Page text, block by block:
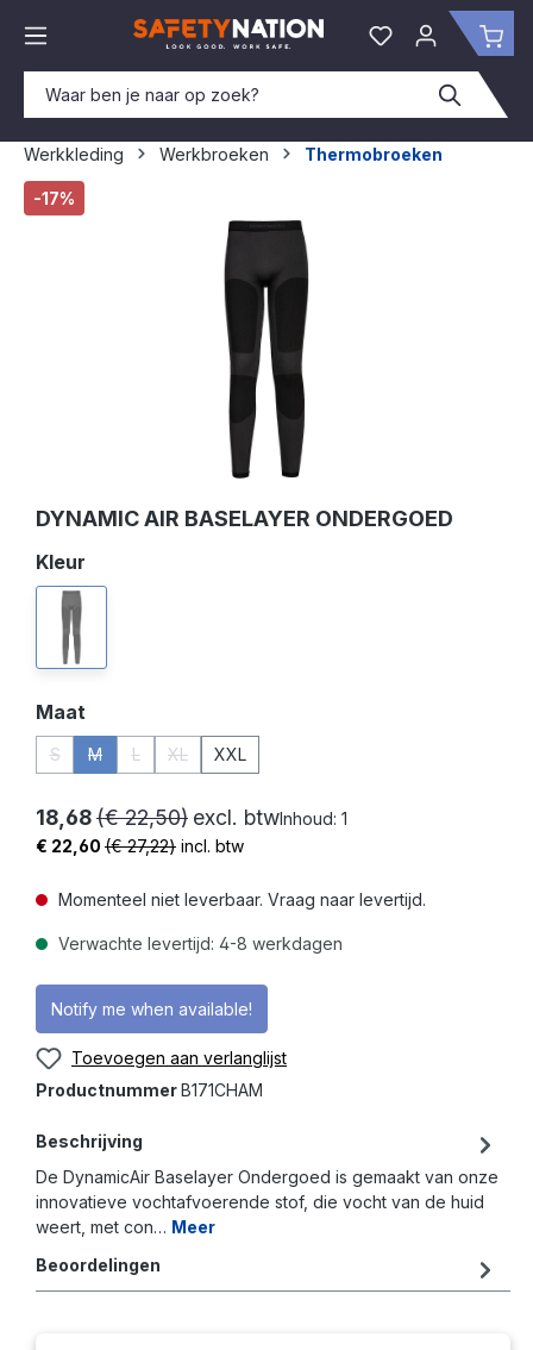
Je hebt 0 items
Werkkleding Werkbroeken
Thermobroeken
Afbeeldingengalerij overslaan
-17%
DYNAMIC AIR BASELAYER ONDERGOED
Selecteer
Kleur
antraciet
(Deze optie is momenteel niet beschikbaar.)
Selecteer
Maat
S M L XL XXL
18,68(€ 22,50) excl. btwInhoud: 1
€ 22,60 (€ 27,22) incl. btw
Momenteel niet leverbaar. Vraag naar levertijd.
Verwachte levertijd: 4-8 werkdagen
Notify me when available!
Toevoegen aan verlanglijst
ProductnummerB171CHAM
Beschrijving
De DynamicAir Baselayer Ondergoed is gemaakt van onze
innovatieve vochtafvoerende stof, die vocht van de huid
weert, met con… Meer
Beoordelingen